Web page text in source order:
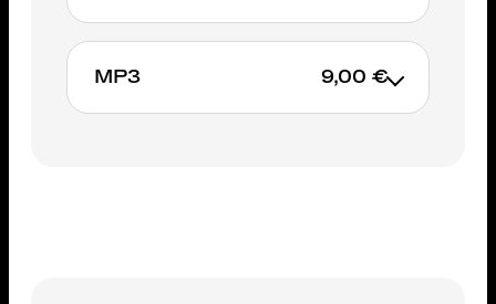
AJOUTER AU PANIER
MP3 9,00 €